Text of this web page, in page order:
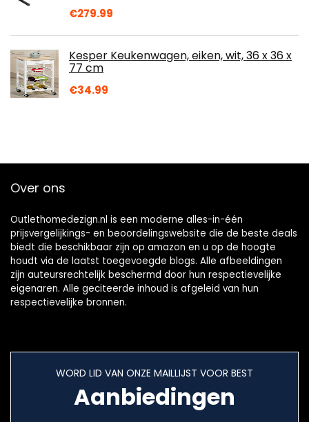
€279.99
Kesper Keukenwagen, eiken, wit, 36 x 36 x
77 cm
€34.99
Over ons
Outlethomedezign.nl is een moderne alles-in-één
prijsvergelijkings- en beoordelingswebsite die de beste deals
biedt die beschikbaar zijn op amazon en u op de hoogte
houdt via de laatst toegevoegde blogs. Alle afbeeldingen
zijn auteursrechtelijk beschermd door hun respectievelijke
eigenaren. Alle geciteerde inhoud is afgeleid van hun
respectievelijke bronnen.
WORD LID VAN ONZE MAILLIJST VOOR BEST
Aanbiedingen